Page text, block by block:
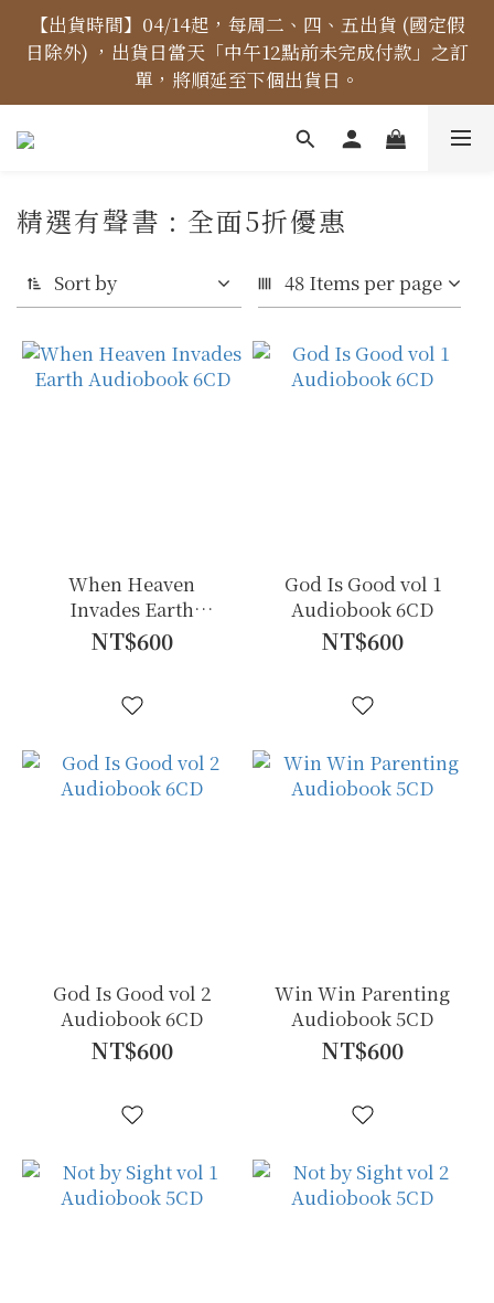
【價格標示更新】異象出版品-價格標示更新為原價，
折扣一律購物車計算。
【出貨時間】04/14起，每周二、四、五出貨 (國定假
日除外) ，出貨日當天「中午12點前未完成付款」之訂
單，將順延至下個出貨日。
【免運金額】台灣地區全站滿1000元免運費！
折扣一律購物車計算。
精選有聲書 : 全面5折優惠
Sort by 48 Items per page
When Heaven
Invades Earth
Audiobook 6CD
NT$600
God Is Good vol 1
Audiobook 6CD
NT$600
God Is Good vol 2
Audiobook 6CD
NT$600
Win Win Parenting
Audiobook 5CD
NT$600